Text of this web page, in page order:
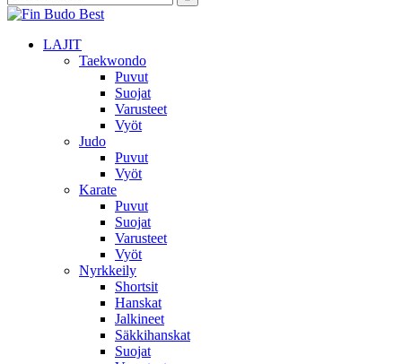
LAJIT
Taekwondo
Puvut
Suojat
Varusteet
Vyöt
Judo
Puvut
Vyöt
Karate
Puvut
Suojat
Varusteet
Vyöt
Nyrkkeily
Shortsit
Hanskat
Jalkineet
Säkkihanskat
Suojat